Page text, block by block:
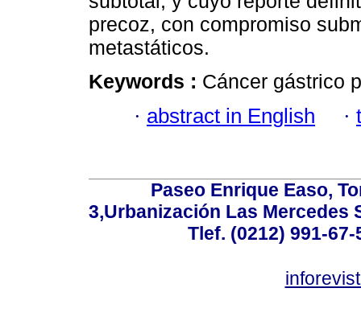
precoz, con compromiso
metastáticos.
Keywords : Cáncer gástrico
· abstract in English ·
Paseo Enrique Easo,
3,Urbanización Las Mercedes
Tlef. (0212) 991-